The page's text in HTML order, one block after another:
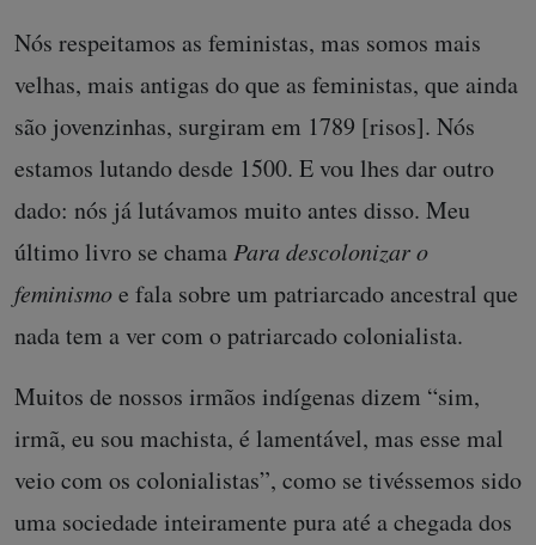
Nós respeitamos as feministas, mas somos mais
velhas, mais antigas do que as feministas, que ainda
são jovenzinhas, surgiram em 1789 [risos]. Nós
estamos lutando desde 1500. E vou lhes dar outro
dado: nós já lutávamos muito antes disso. Meu
último livro se chama Para descolonizar o
feminismoe fala sobre um patriarcado ancestral que
nada tem a ver com o patriarcado colonialista.
Muitos de nossos irmãos indígenas dizem “sim,
irmã, eu sou machista, é lamentável, mas esse mal
veio com os colonialistas”, como se tivéssemos sido
uma sociedade inteiramente pura até a chegada dos